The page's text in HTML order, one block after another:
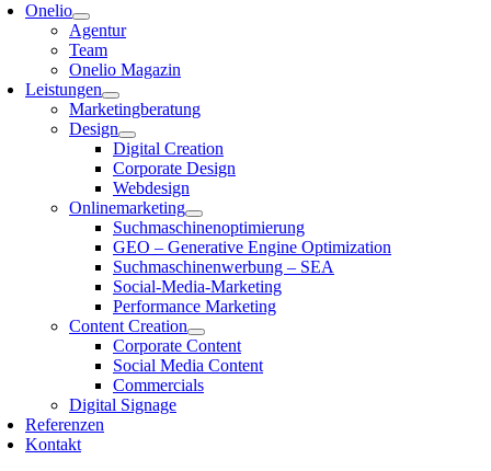
Onelio
Agentur
Team
Onelio Magazin
Leistungen
Marketingberatung
Design
Digital Creation
Corporate Design
Webdesign
Onlinemarketing
Suchmaschinenoptimierung
GEO – Generative Engine Optimization
Suchmaschinenwerbung – SEA
Social-Media-Marketing
Performance Marketing
Content Creation
Corporate Content
Social Media Content
Commercials
Digital Signage
Referenzen
Kontakt